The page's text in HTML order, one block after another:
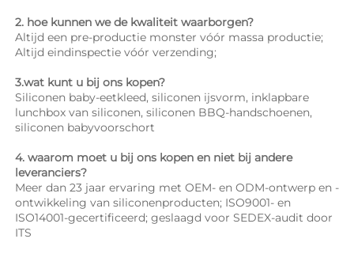
2. hoe kunnen we de kwaliteit waarborgen?
Altijd een pre-productie monster vóór massa productie;
Altijd eindinspectie vóór verzending;
3.wat kunt u bij ons kopen?
Siliconen baby-eetkleed, siliconen ijsvorm, inklapbare
lunchbox van siliconen, siliconen BBQ-handschoenen,
siliconen babyvoorschort
4. waarom moet u bij ons kopen en niet bij andere
leveranciers?
Meer dan 23 jaar ervaring met OEM- en ODM-ontwerp en -
ontwikkeling van siliconenproducten; ISO9001- en
ISO14001-gecertificeerd; geslaagd voor SEDEX-audit door
ITS